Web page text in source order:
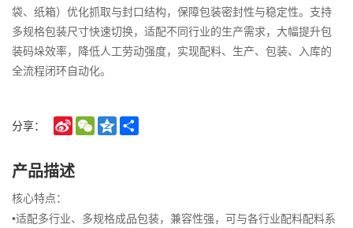
袋、纸箱）优化抓取与封口结构，保障包装密封性与稳定性。支持
多规格包装尺寸快速切换，适配不同行业的生产需求，大幅提升包
装码垛效率，降低人工劳动强度，实现配料、生产、包装、入库的
全流程闭环自动化。
分享：
Sina
Weibo
WeChatQzone
产品描述
核心特点：
•适配多行业、多规格成品包装，兼容性强，可与各行业配料配料系